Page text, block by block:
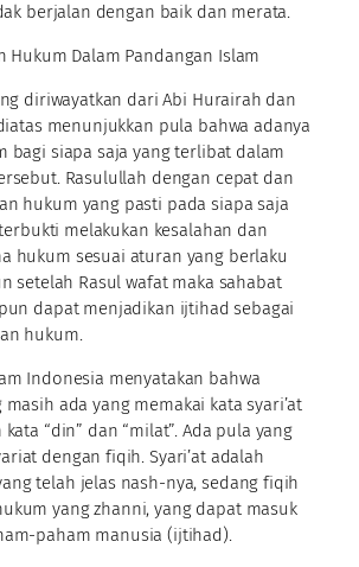
berjalan dengan baik dan merata.
Hukum Dalam Pandangan Islam
diriwayatkan dari Abi Hurairah dan
menunjukkan pula bahwa adanya
bagi siapa saja yang terlibat dalam
Rasulullah dengan cepat dan
hukum yang pasti pada siapa saja
melakukan kesalahan dan
hukum sesuai aturan yang berlaku
setelah Rasul wafat maka sahabat
dapat menjadikan ijtihad sebagai
hukum.
Indonesia menyatakan bahwa
masih ada yang memakai kata syari’at
“din” dan “milat”. Ada pula yang
dengan fiqih. Syari’at adalah
telah jelas nash-nya, sedang fiqih
yang zhanni, yang dapat masuk
paham manusia (ijtihad).